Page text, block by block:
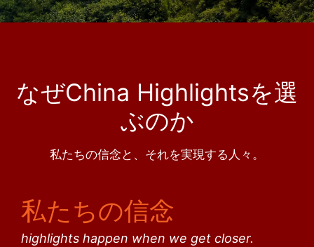
なぜChina Highlightsを選
ぶのか
私たちの信念と、それを実現する人々。
私たちの信念
highlights happen when we get closer.